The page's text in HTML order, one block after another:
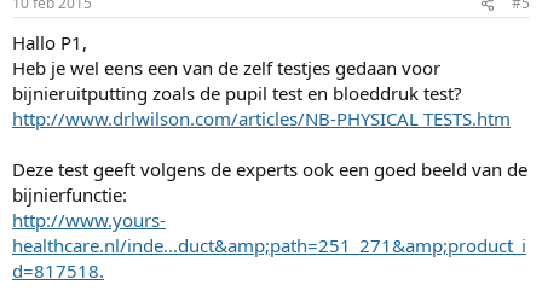
Hallo P1,
Heb je wel eens een van de zelf testjes gedaan voor
bijnieruitputting zoals de pupil test en bloeddruk test?
http://www.drlwilson.com/articles/NB-PHYSICAL TESTS.htm
Deze test geeft volgens de experts ook een goed beeld van de
bijnierfunctie:
http://www.yours-
healthcare.nl/inde...duct&amp;path=251_271&amp;product_i
d=817518.